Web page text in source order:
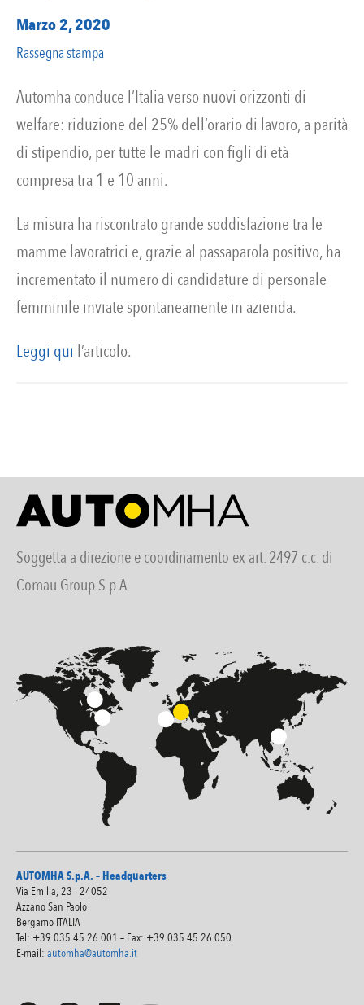
Marzo 2, 2020
Rassegna stampa
Automha conduce l’Italia verso nuovi orizzonti di
welfare: riduzione del 25% dell’orario di lavoro, a parità
di stipendio, per tutte le madri con figli di età
compresa tra 1 e 10 anni.
La misura ha riscontrato grande soddisfazione tra le
mamme lavoratrici e, grazie al passaparola positivo, ha
incrementato il numero di candidature di personale
femminile inviate spontaneamente in azienda.
Leggi qui l’articolo.
Soggetta a direzione e coordinamento ex art. 2497 c.c. di
Comau Group S.p.A.
AUTOMHA S.p.A. – Headquarters
Via Emilia, 23 · 24052
Azzano San Paolo
Bergamo ITALIA
Tel: +39.035.45.26.001 – Fax: +39.035.45.26.050
E-mail: automha@automha.it